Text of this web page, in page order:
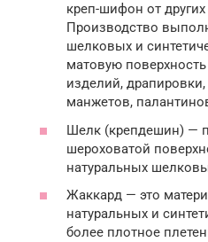
креп-шифон от
Производство
шелковых и
матовую
изделий,
манжетов,
Шелк (крепдешин) —
шероховатой
натуральных
Жаккард — это
натуральных и
более плотное